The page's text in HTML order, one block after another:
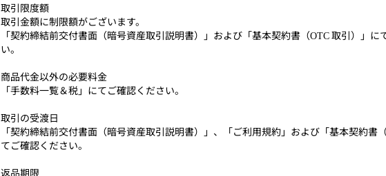
取引限度額
取引金額に制限額がございます。
「契約締結前交付書面（暗号資産取引説明書）」および「基本契約書（OTC 取引）」に
い。
商品代金以外の必要料金
「手数料一覧＆税」にてご確認ください。
取引の受渡日
「契約締結前交付書面（暗号資産取引説明書）」、「ご利用規約」および「基本契約書
てご確認ください。
返品期限